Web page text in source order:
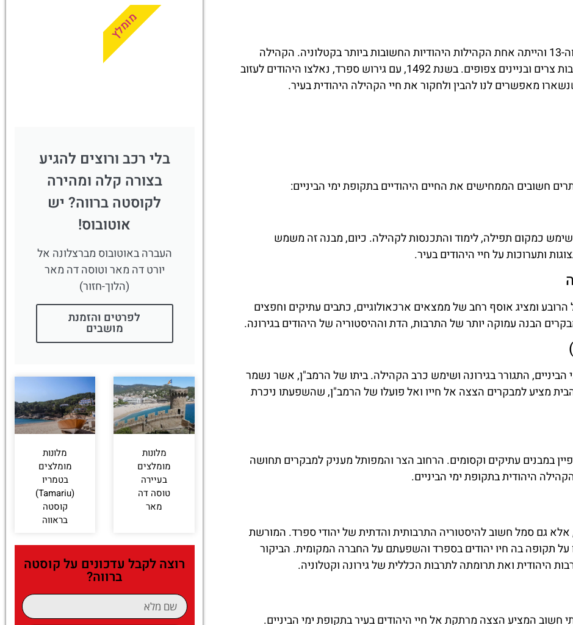
הקהילה היהודית בגירונה התפתחה במאות ה-12 וה-13 והייתה אחת הקהילות היהודיות החשובות ביותר בקטלוניה. הקהילה
התגוררה ברובע מוגדר ונפרד, שהיה מאופיין ברחובות צרים ובניינים צפופים. בשנת 1492, עם גירוש ספרד, נאלצו היהודים לעזוב
מאפשרים לנו להבין ולחקור את חיי הקהילה היהודית בעיר.
חשובים הממחישים את החיים היהודיים בתקופת ימי הביניים:
כמקום תפילה, לימוד והתכנסות לקהילה. כיום, מבנה זה משמש
ותערוכות על חיי היהודים בעיר.
הרובע ומציג אוסף רחב של ממצאים ארכאולוגיים, כתבים עתיקים וחפצים
הבנה עמוקה יותר של התרבות, הדת וההיסטוריה של היהודים בגירונה.
התגורר בגירונה ושימש כרב הקהילה. ביתו של הרמב"ן, אשר נשמר
מציע למבקרים הצצה אל חייו ואל פועלו של הרמב"ן, שהשפעתו ניכרת
במבנים עתיקים וקסומים. הרחוב הצר והמפותל מעניק למבקרים תחושה
היהודית בתקופת ימי הביניים.
אלא גם סמל חשוב להיסטוריה התרבותית והדתית של יהודי ספרד. המורשת
תקופה בה חיו יהודים בספרד והשפעתם על החברה המקומית. הביקור
היהודית ואת תרומתה לתרבות הכללית של גירונה וקטלוניה.
חשוב המציע הצצה מרתקת אל חיי היהודים בעיר בתקופת ימי הביניים.
כל המידע המקיף
על ברצלונה
וקוסטה ברווה
בקבוצת
לחצו
פה!
מציאת
טיסה זולה?
לחצו
בלי רכב ורוצים להגיע
בצורה קלה ומהירה
לקוסטה ברווה? יש
אוטובוס!
העברה באוטובוס מברצלונה אל
יורט דה מאר וטוסה דה מאר
(הלוך-חזור)
לפרטים והזמנת
מושבים
מומלץ
מלונות
מומלצים
בעיירה
טוסה דה
מאר
מלונות
מומלצים
בטמריו
(Tamariu)
קוסטה
בראווה
רוצה לקבל עדכונים על קוסטה
ברווה?